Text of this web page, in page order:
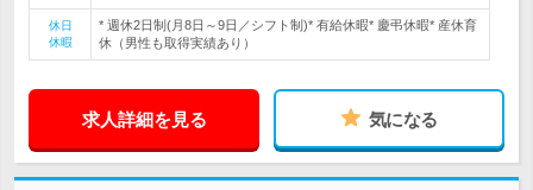
休日
休暇
* 週休2日制(月8日～9日／シフト制)* 有給休暇* 慶弔休暇* 産休育
休（男性も取得実績あり）
求人詳細を見る 気になる